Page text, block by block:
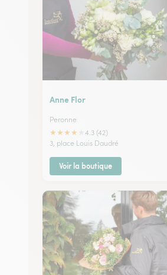
Anne Flor
Peronne
★★★★
4.3 (42)
3, place Louis Daudré
Voir la boutique